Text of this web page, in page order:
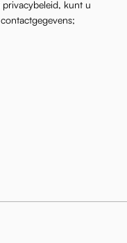
kunt u